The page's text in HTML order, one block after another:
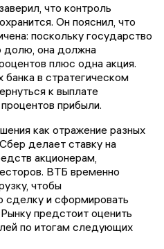
что контроль
Он пояснил, что
поскольку государство
долю, она должна
плюс одна акция.
в стратегическом
к выплате
прибыли.
как отражение разных
делает ставку на
акционерам,
ВТБ временно
чтобы
сделку и сформировать
предстоит оценить
по итогам следующих